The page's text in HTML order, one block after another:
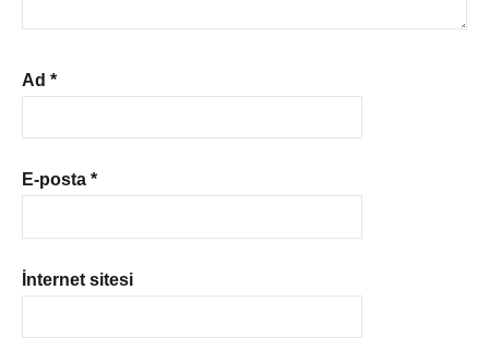
Ad *
E-posta *
İnternet sitesi